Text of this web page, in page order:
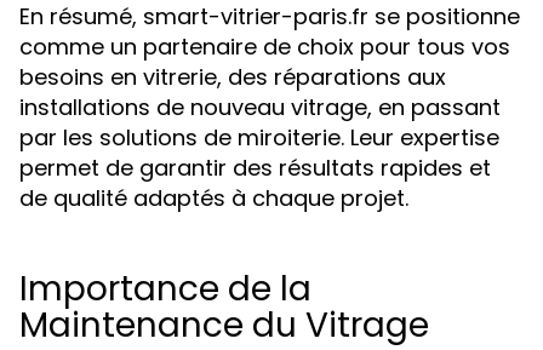
En résumé, smart-vitrier-paris.fr se positionne
comme un partenaire de choix pour tous vos
besoins en vitrerie, des réparations aux
installations de nouveau vitrage, en passant
par les solutions de miroiterie. Leur expertise
permet de garantir des résultats rapides et
de qualité adaptés à chaque projet.
Importance de la
Maintenance du Vitrage